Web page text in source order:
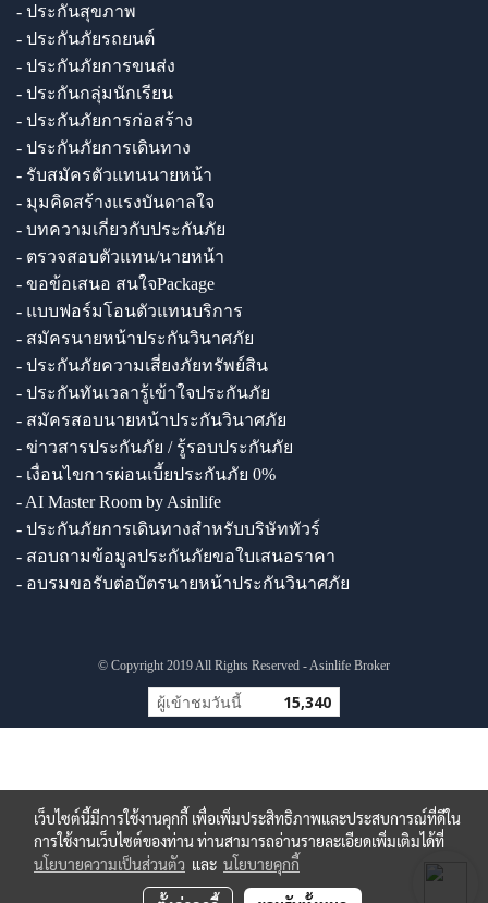
- ประกันสุขภาพ
- ประกันภัยรถยนต์
- ประกันภัยการขนส่ง
- ประกันกลุ่มนักเรียน
- ประกันภัยการก่อสร้าง
- ประกันภัยการเดินทาง
- รับสมัครตัวแทนนายหน้า
- มุมคิดสร้างแรงบันดาลใจ
- บทความเกี่ยวกับประกันภัย
- ตรวจสอบตัวแทน/นายหน้า
- ขอข้อเสนอ สนใจPackage
- แบบฟอร์มโอนตัวแทนบริการ
- สมัครนายหน้าประกันวินาศภัย
- ประกันภัยความเสี่ยงภัยทรัพย์สิน
- ประกันทันเวลารู้เข้าใจประกันภัย
- สมัครสอบนายหน้าประกันวินาศภัย
- ข่าวสารประกันภัย / รู้รอบประกันภัย
- เงื่อนไขการผ่อนเบี้ยประกันภัย 0%
- AI Master Room by Asinlife
- ประกันภัยการเดินทางสำหรับบริษัททัวร์
- สอบถามข้อมูลประกันภัยขอใบเสนอราคา
- อบรมขอรับต่อบัตรนายหน้าประกันวินาศภัย
© Copyright 2019 All Rights Reserved - Asinlife Broker
ผู้เข้าชมวันนี้ 15,340
เว็บไซต์นี้มีการใช้งานคุกกี้ เพื่อเพิ่มประสิทธิภาพและประสบการณ์ที่ดีใน
การใช้งานเว็บไซต์ของท่าน ท่านสามารถอ่านรายละเอียดเพิ่มเติมได้ที่
นโยบายความเป็นส่วนตัว และ นโยบายคุกกี้